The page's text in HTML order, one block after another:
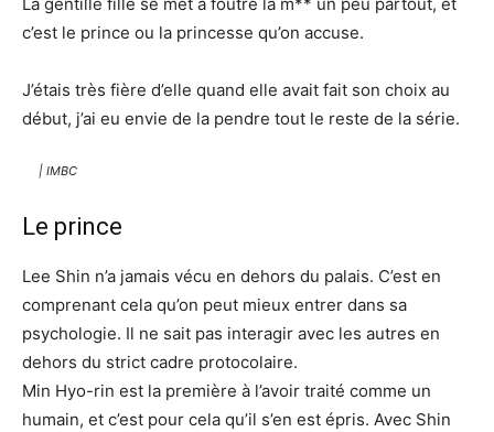
La gentille fille se met à foutre la m** un peu partout, et
c’est le prince ou la princesse qu’on accuse.
J’étais très fière d’elle quand elle avait fait son choix au
début, j’ai eu envie de la pendre tout le reste de la série.
| IMBC
Le prince
Lee Shin n’a jamais vécu en dehors du palais. C’est en
comprenant cela qu’on peut mieux entrer dans sa
psychologie. Il ne sait pas interagir avec les autres en
dehors du strict cadre protocolaire.
Min Hyo-rin est la première à l’avoir traité comme un
humain, et c’est pour cela qu’il s’en est épris. Avec Shin